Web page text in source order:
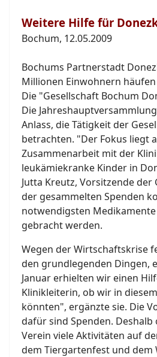
Weitere Hilfe für
Bochum, 12.05.2009
Bochums Partnerstadt
Millionen Einwohnern
Die "Gesellschaft Bochum
Die
Anlass, die Tätigkeit der
betrachten. "Der Fokus liegt
Zusammenarbeit mit der
leukämiekranke Kinder in
Jutta Kreutz, Vorsitzende der
der gesammelten Spenden
notwendigsten
gebracht werden.
Wegen der Wirtschaftskrise
den grundlegenden Dingen,
Januar erhielten wir einen
Klinikleiterin, ob wir in
könnten", ergänzte sie. Die
dafür sind Spenden.
Verein viele Aktivitäten auf
dem Tiergartenfest und dem